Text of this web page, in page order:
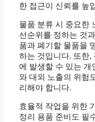
한 접근이 신뢰를 높
물품 분류 시 중요한
선순위를 정하는 것
품과 폐기할 물품을
하는 것입니다. 또한,
에 발생할 수 있는 개
와 대외 노출의 위험
리해야 합니다.
효율적 작업을 위한
정리 용품 준비도 필